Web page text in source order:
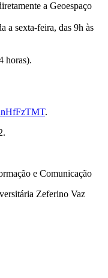
a Geoespaço
a sexta-feira, das 9h às
horas).
.
e Comunicação
Zeferino Vaz